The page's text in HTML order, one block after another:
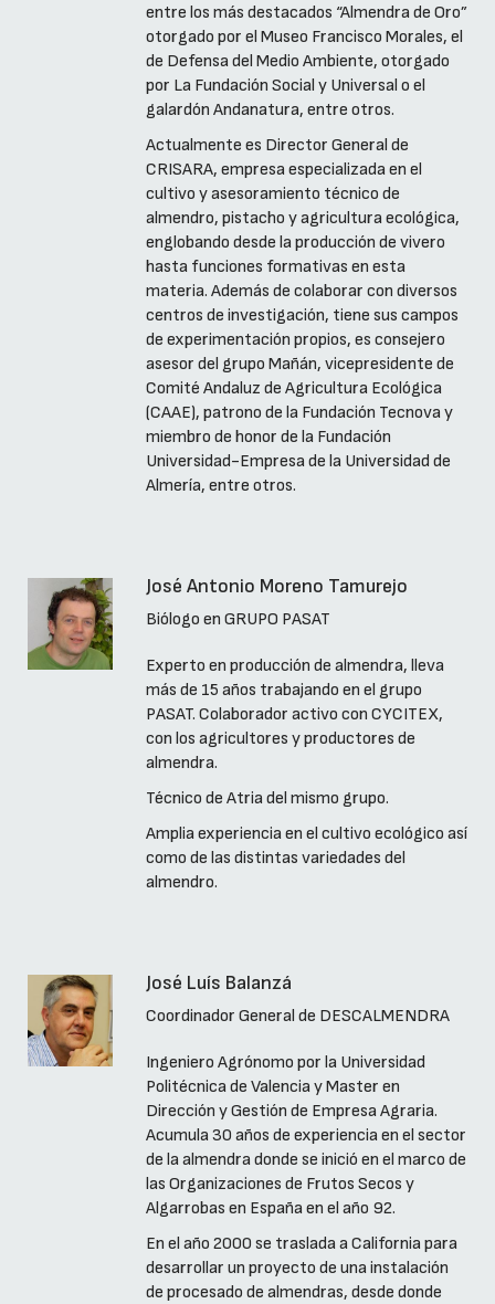
entre los más destacados “Almendra de Oro”
otorgado por el Museo Francisco Morales, el
de Defensa del Medio Ambiente, otorgado
por La Fundación Social y Universal o el
galardón Andanatura, entre otros.
Actualmente es Director General de
CRISARA, empresa especializada en el
cultivo y asesoramiento técnico de
almendro, pistacho y agricultura ecológica,
englobando desde la producción de vivero
hasta funciones formativas en esta
materia. Además de colaborar con diversos
centros de investigación, tiene sus campos
de experimentación propios, es consejero
asesor del grupo Mañán, vicepresidente de
Comité Andaluz de Agricultura Ecológica
(CAAE), patrono de la Fundación Tecnova y
miembro de honor de la Fundación
Universidad-Empresa de la Universidad de
Almería, entre otros.
José Antonio Moreno Tamurejo
Biólogo en GRUPO PASAT
Experto en producción de almendra, lleva
más de 15 años trabajando en el grupo
PASAT. Colaborador activo con CYCITEX,
con los agricultores y productores de
almendra.
Técnico de Atria del mismo grupo.
Amplia experiencia en el cultivo ecológico así
como de las distintas variedades del
almendro.
José Luís Balanzá
Coordinador General de DESCALMENDRA
Ingeniero Agrónomo por la Universidad
Politécnica de Valencia y Master en
Dirección y Gestión de Empresa Agraria.
Acumula 30 años de experiencia en el sector
de la almendra donde se inició en el marco de
las Organizaciones de Frutos Secos y
Algarrobas en España en el año 92.
En el año 2000 se traslada a California para
desarrollar un proyecto de una instalación
de procesado de almendras, desde donde